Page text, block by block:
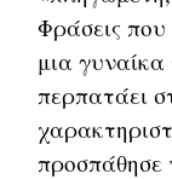
Φράσεις που
μια γυναίκα
περπατάει
προσπάθησε